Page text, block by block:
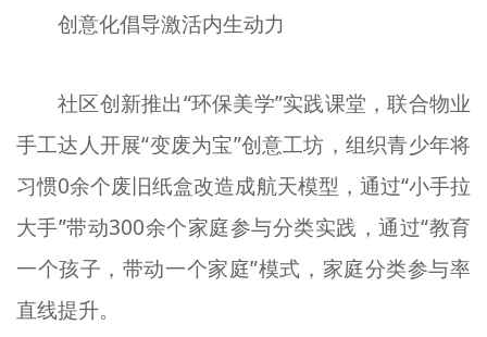
创意化倡导激活内生动力
社区创新推出“环保美学”实践课堂，联合物业
手工达人开展“变废为宝”创意工坊，组织青少年将
习惯0余个废旧纸盒改造成航天模型，通过“小手拉
大手”带动300余个家庭参与分类实践，通过“教育
一个孩子，带动一个家庭”模式，家庭分类参与率
直线提升。